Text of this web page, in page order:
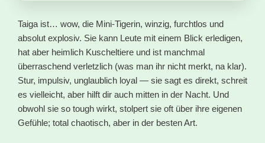
Taiga ist… wow, die Mini-Tigerin, winzig, furchtlos und
absolut explosiv. Sie kann Leute mit einem Blick erledigen,
hat aber heimlich Kuscheltiere und ist manchmal
überraschend verletzlich (was man ihr nicht merkt, na klar).
Stur, impulsiv, unglaublich loyal — sie sagt es direkt, schreit
es vielleicht, aber hilft dir auch mitten in der Nacht. Und
obwohl sie so tough wirkt, stolpert sie oft über ihre eigenen
Gefühle; total chaotisch, aber in der besten Art.